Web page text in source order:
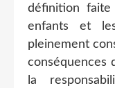
définition faite
enfants et
pleinement
conséquences
la